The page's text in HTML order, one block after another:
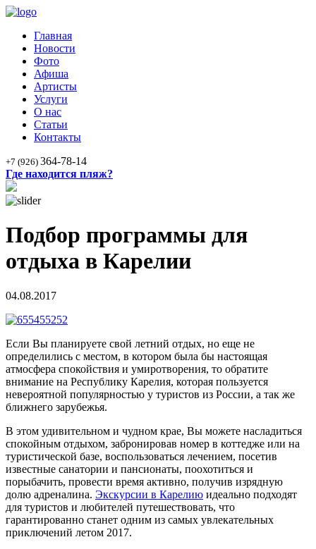
Главная
Новости
Фото
Афиша
Артисты
Услуги
О нас
Статьи
Контакты
+7 (926) 364-78-14
Где находится пляж?
Подбор программы для
отдыха в Карелии
04.08.2017
Если Вы планируете свой летний отдых, но еще не
определились с местом, в котором была бы настоящая
атмосфера спокойствия и умиротворения, то обратите
внимание на Республику Карелия, которая пользуется
невероятной популярностью у туристов из России, а так же
ближнего зарубежья.
В этом удивительном и чудном крае, Вы можете насладиться
спокойным отдыхом, забронировав номер в коттедже или на
туристической базе, воспользоваться лечением, посетив
известные санатории и пансионаты, поохотиться и
порыбачить, провести время активно, получив изрядную
долю адреналина. Экскурсии в Карелию идеально подходят
для туристов и любителей путешествовать, что
гарантированно станет одним из самых увлекательных
приключений летом 2017.